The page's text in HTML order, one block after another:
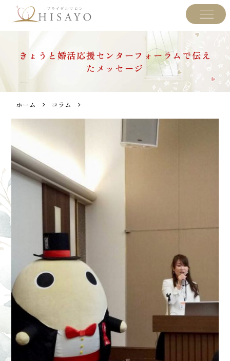
きょうと婚活応援センターフォーラムで伝え
たメッセージ
ホーム コラム